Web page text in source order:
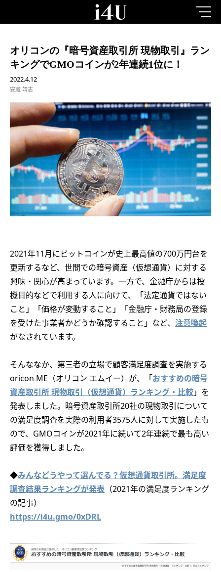
オリコンの『暗号資産取引所 現物取引』ラン
キングでGMOコインが2年連続1位に！
2022.4.12
安蔵 靖志
2021年11月にビットコインが史上最高値の700万円台を
更新するなど、世間での暗号資産（仮想通貨）に対する
興味・関心が高まっています。一方で、金融庁からは投
機目的などで利用する人に向けて、「法定通貨ではない
こと」「価格が変動すること」「金融庁・財務局の登録
を受けた事業者かどうか確認すること」など、 注意喚起
がなされています。
そんななか、第三者の立場で顧客満足度調査を実施する
oricon ME（オリコン エムイー）が、「おすすめの暗号
資産取引所 現物取引（仮想通貨）ランキング・比較」を
発表しました。暗号資産取引所20社の現物取引について
の満足度調査を実際の利用者3575人に対して実施したも
ので、GMOコインが2021年に続いて2年連続で最も高い
評価を獲得しました。
◆みんなどうやって選んでる？仮想通貨取引所。満足度
調査結果ランキングが発表 （2021年の満足度ランキング
の記事）
https://i4u.gmo/0xDRL